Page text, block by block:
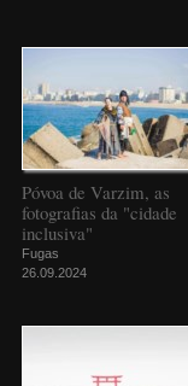
Póvoa de Varzim, as
fotografias da "cidade
inclusiva"
Fugas
26.09.2024